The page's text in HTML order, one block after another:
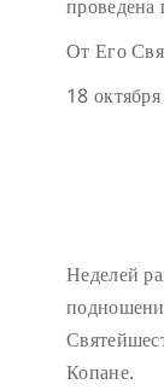
проведена
От Его
18
Неделей
Копане.